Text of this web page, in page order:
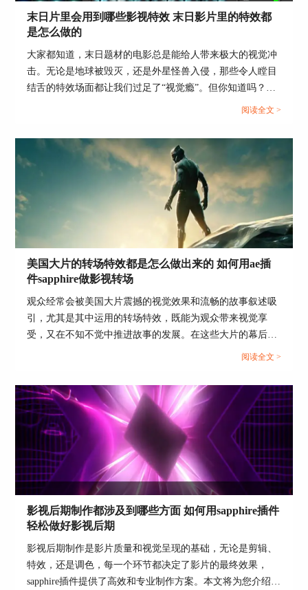
三、BorisFX支持的剪辑工具推荐
在BorisFX中，除了面部跟踪等特效工具外，还支
持多种剪辑工具，极大地提升了影视后期制作的效
率和质量。以下是几款推荐的剪辑工具：
1. Boris Continuum：提供了包括色彩校正、粒子效
2. Boris Sapphire：专注于创造高质量的视觉特效，
如光晕、火焰效果等。
3. Boris Mocha Pro：一款高级的平面跟踪和视觉效
果工具，擅长处理复杂的跟踪和遮罩任务，非常适
用于精确的面部追踪和特效应用。
这些工具在BorisFX中的应用，不仅大幅提高了影
视后期制作的效率，还为创作者提供了更多的创新
空间。通过这些先进的剪辑和特效工具，制作人员
可以更加自由地实现他们的创意，为影视作品增添
独特的艺术魅力。
总之，AE和BorisFX在面部追踪特效的制作上提供
了强大的技术支持。这些工具的应用不仅使影视作
品的视觉效果更加生动和真实，也大大拓宽了影视
和完善，未来的影视后期制作将更加精彩，为观众
带来更加震撼和丰富的视觉体验。
末日片里会用到哪些影视特效 末日影片里的特效都
是怎么做的
大家都知道，末日题材的电影总是能给人带来极大的视觉冲
击。无论是地球被毁灭，还是外星怪兽入侵，那些令人瞠目
结舌的特效场面都让我们过足了“视觉瘾”。但你知道吗？这
些震撼的效果背后，隐藏着一系列复杂的影视技术。那么，
里的特效都是怎么做的”。...
阅读全文 >
美国大片的转场特效都是怎么做出来的 如何用ae插
件sapphire做影视转场
观众经常会被美国大片震撼的视觉效果和流畅的故事叙述吸
引，尤其是其中运用的转场特效，既能为观众带来视觉享
受，又在不知不觉中推进故事的发展。在这些大片的幕后，
ae（After Effects）软件以及诸如sapphire插件的运用，发挥
来的 如何用ae插件sapphire做影视转场？接下来，本文将为
你介绍。...
阅读全文 >
影视后期制作都涉及到哪些方面 如何用sapphire插件
轻松做好影视后期
影视后期制作是影片质量和视觉呈现的基础，无论是剪辑、
特效，还是调色，每一个环节都决定了影片的最终效果，
sapphire插件提供了高效和专业制作方案。本文将为您介绍影